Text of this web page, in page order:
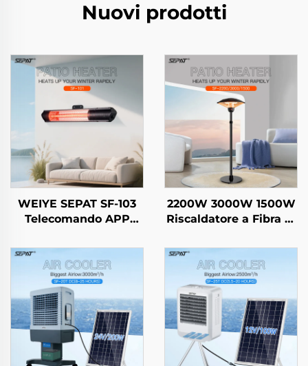
Nuovi prodotti
WEIYE SEPAT SF-103
Telecomando APP
placcato Alogeno
Corpo in lega di
alluminio Riscaldatore
IP65
2200W 3000W 1500W
Riscaldatore a Fibra di
Telecomando per Uso
Esterno e Interno Con
Supporto IP44